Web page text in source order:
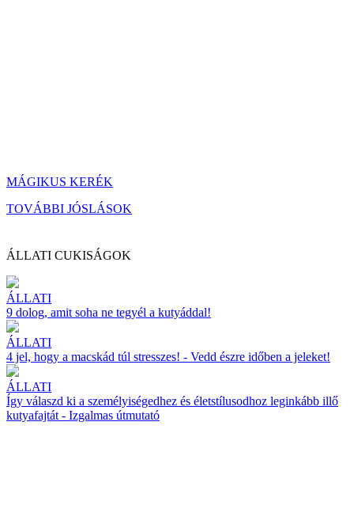
MÁGIKUS KERÉK
TOVÁBBI JÓSLÁSOK
ÁLLATI CUKISÁGOK
ÁLLATI
9 dolog, amit soha ne tegyél a kutyáddal!
ÁLLATI
4 jel, hogy a macskád túl stresszes! - Vedd észre időben a jeleket!
ÁLLATI
Így válaszd ki a személyiségedhez és életstílusodhoz leginkább illő
kutyafajtát - Izgalmas útmutató